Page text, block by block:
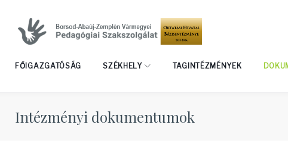
content
FŐIGAZGATÓSÁG SZÉKHELY TAGINTÉZMÉNYEK
Intézményi dokumentumok